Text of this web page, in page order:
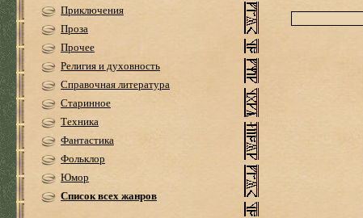
Приключения
Проза
Прочее
Религия и духовность
Справочная литература
Старинное
Техника
Фантастика
Фольклор
Юмор
Список всех жанров